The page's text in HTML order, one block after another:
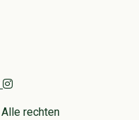
rechten